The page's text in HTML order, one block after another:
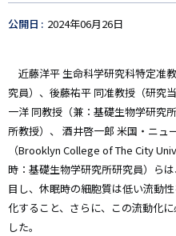
ッ
公開日 2024年06月26日
近藤洋平 生命科学研究科特定准
究員）、後藤祐平 同准教授（研究
一洋 同教授（兼：基礎生物学研究
所教授）、 酒井啓一郎 米国・ニュ
（Brooklyn College of The City
時：基礎生物学研究所研究員）ら
目し、休眠時の細胞質は低い流動
化すること、さらに、この流動化
した。